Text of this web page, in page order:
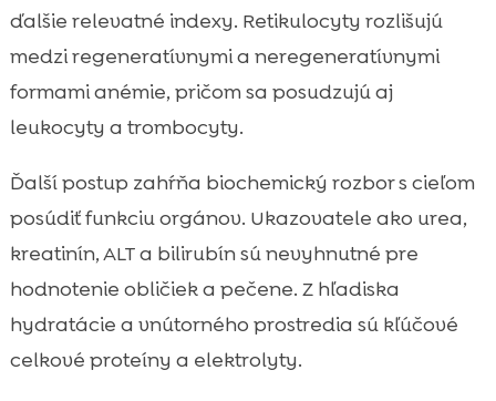
ďalšie relevatné indexy. Retikulocyty rozlišujú
medzi regeneratívnymi a neregeneratívnymi
formami anémie, pričom sa posudzujú aj
leukocyty a trombocyty.
Ďalší postup zahŕňa biochemický rozbor s cieľom
posúdiť funkciu orgánov. Ukazovatele ako urea,
kreatinín, ALT a bilirubín sú nevyhnutné pre
hodnotenie obličiek a pečene. Z hľadiska
hydratácie a vnútorného prostredia sú kľúčové
celkové proteíny a elektrolyty.